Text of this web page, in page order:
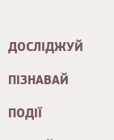
ДОСЛІДЖУЙ
ПІЗНАВАЙ
ПОДІЇ